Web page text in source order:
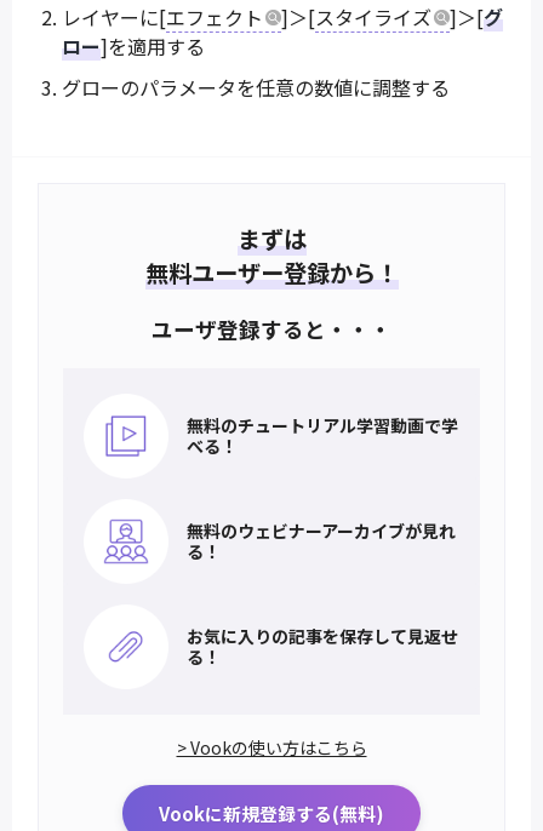
レイヤーに[エフェクト ]＞[スタイライズ ]＞[グ
ロー]を適用する
グローのパラメータを任意の数値に調整する
まずは
無料ユーザー登録から！
ユーザ登録すると・・・
無料のチュートリアル学習動画で学
べる！
無料のウェビナーアーカイブが見れ
る！
お気に入りの記事を保存して見返せ
る！
> Vookの使い方はこちら
Vookに新規登録する(無料)